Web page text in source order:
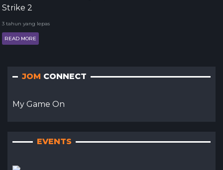
Strike 2
3 tahun yang lepas
READ MORE
JOM CONNECT
My Game On
EVENTS